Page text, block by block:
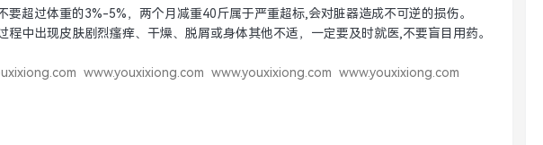
要超过体重的3%-5%，两个月减重40斤属于严重超标,会对脏器造成不可逆的损伤。
程中出现皮肤剧烈瘙痒、干燥、脱屑或身体其他不适，一定要及时就医,不要盲目用药。
www.youxixiong.com www.youxixiong.com www.youxixiong.com